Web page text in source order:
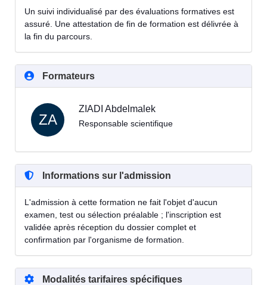
Un suivi individualisé par des évaluations formatives est
assuré. Une attestation de fin de formation est délivrée à
la fin du parcours.
Formateurs
ZA
ZIADI Abdelmalek
Responsable scientifique
Informations sur l'admission
L'admission à cette formation ne fait l'objet d'aucun
examen, test ou sélection préalable ; l'inscription est
validée après réception du dossier complet et
confirmation par l'organisme de formation.
Modalités tarifaires spécifiques